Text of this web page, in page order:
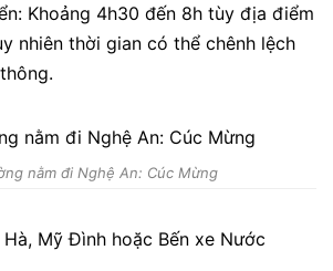
Khoảng 4h30 đến 8h tùy địa điểm
nhiên thời gian có thể chênh lệch
nằm đi Nghệ An: Cúc Mừng
Mỹ Đình hoặc Bến xe Nước